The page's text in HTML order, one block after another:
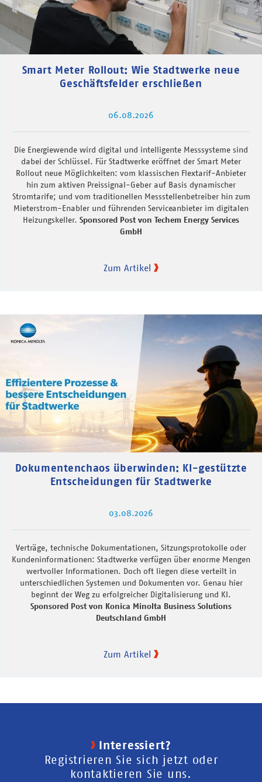
Smart Meter Rollout: Wie Stadtwerke neue
Geschäftsfelder erschließen
06.08.2026
Die Energiewende wird digital und intelligente Messsysteme sind
dabei der Schlüssel. Für Stadtwerke eröffnet der Smart Meter
Rollout neue Möglichkeiten: vom klassischen Flextarif-Anbieter
hin zum aktiven Preissignal-Geber auf Basis dynamischer
Stromtarife; und vom traditionellen Messstellenbetreiber hin zum
Mieterstrom-Enabler und führenden Serviceanbieter im digitalen
Heizungskeller. Sponsored Post von Techem Energy Services
GmbH
Zum Artikel
Dokumentenchaos überwinden: KI-gestützte
Entscheidungen für Stadtwerke
03.08.2026
Verträge, technische Dokumentationen, Sitzungsprotokolle oder
Kundeninformationen: Stadtwerke verfügen über enorme Mengen
wertvoller Informationen. Doch oft liegen diese verteilt in
unterschiedlichen Systemen und Dokumenten vor. Genau hier
beginnt der Weg zu erfolgreicher Digitalisierung und KI.
Sponsored Post von Konica Minolta Business Solutions
Deutschland GmbH
Zum Artikel
Interessiert?
Registrieren Sie sich jetzt oder
kontaktieren Sie uns.